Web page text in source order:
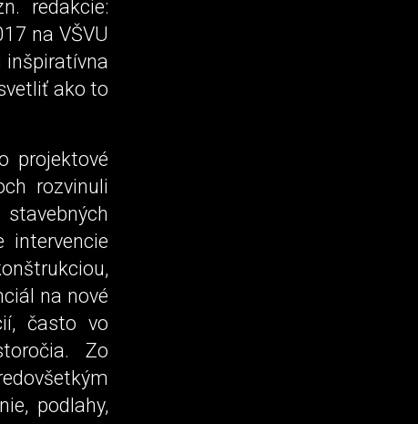
redakcie:
na VŠVU
inšpiratívna
ako to
projektové
rozvinuli
na nové
často vo
Zo
podlahy,